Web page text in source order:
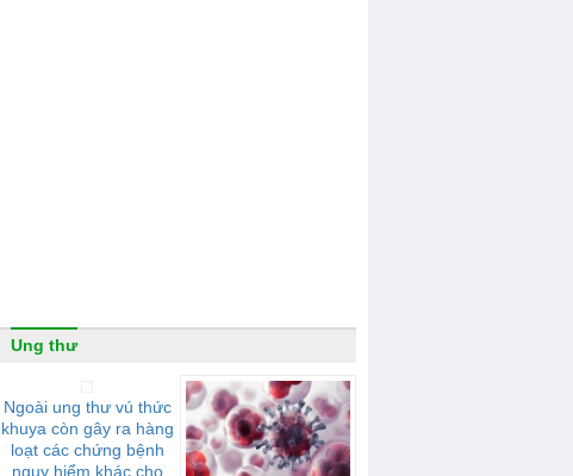
Ung thư
Ngoài ung thư vú thức
khuya còn gây ra hàng
loạt các chứng bệnh
nguy hiểm khác cho